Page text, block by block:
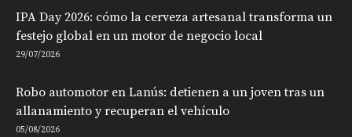
IPA Day 2026: cómo la cerveza artesanal transforma un
festejo global en un motor de negocio local
29/07/2026
Robo automotor en Lanús: detienen a un joven tras un
allanamiento y recuperan el vehículo
05/08/2026